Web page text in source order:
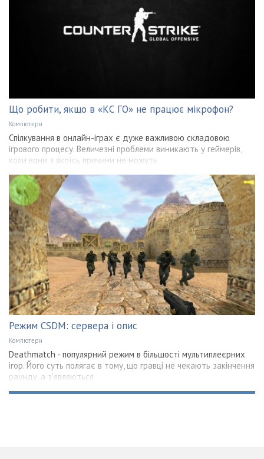
Що робити, якщо в «КС ГО» не працює мікрофон?
Компютери
Спілкування в онлайн-іграх є дуже важливою складовою
ігрового процесу. Величезні проблеми виникають у геймерів,
коли вони з якоїсь причини не можуть
Режим CSDM: сервера і опис
Компютери
Deathmatch - популярний режим в більшості мультиплеєрних
ігор. Його суть полягає в тому, що гравці не чекають закінчення
раунду, а з'являються